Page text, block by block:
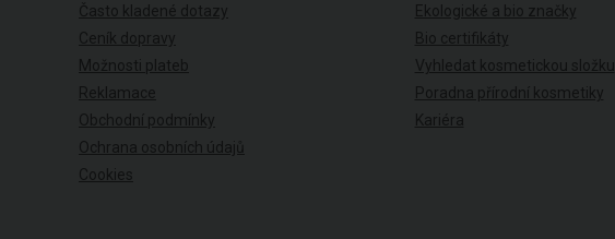
Často kladené dotazy
Ceník dopravy
Možnosti plateb
Reklamace
Obchodní podmínky
Ochrana osobních údajů
Cookies
Ekologické a bio značky
Bio certifikáty
Vyhledat kosmetickou složku
Poradna přírodní kosmetiky
Kariéra